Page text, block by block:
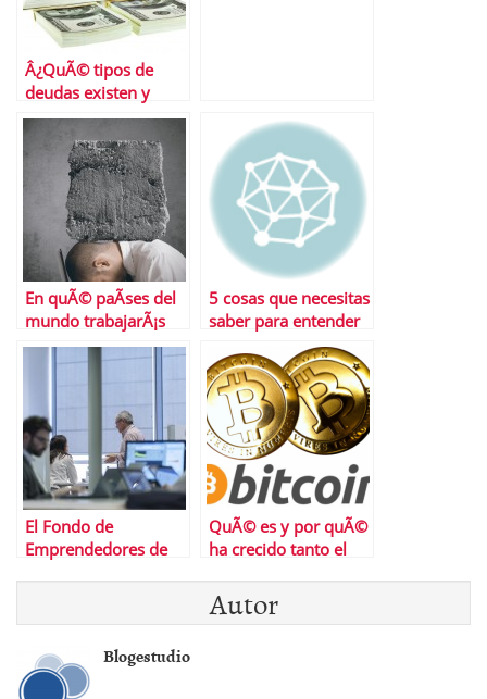
Â¿QuÃ© tipos de
deudas existen y
cÃ³mo te afectan?
En quÃ© paÃ­ses del
mundo trabajarÃ¡s
mÃ¡s y en cuÃ¡les
tendrÃ¡s mÃ¡s tiempo
5 cosas que necesitas
saber para entender
la devaluaciÃ³n de
moneda en China
El Fondo de
Emprendedores de
lanza su nueva
convocatoria
QuÃ© es y por quÃ©
ha crecido tanto el
criptomonedas
Autor
Blogestudio